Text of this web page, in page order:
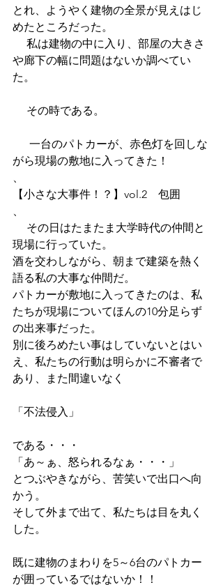
とれ、ようやく建物の全景が見えはじ
めたところだった。
や廊下の幅に問題はないか調べてい
た。
     その時である。
がら現場の敷地に入ってきた！
、
【小さな大事件！？】vol.2　包囲
、
現場に行っていた。
酒を交わしながら、朝まで建築を熱く
語る私の大事な仲間だ。
パトカーが敷地に入ってきたのは、私
たちが現場についてほんの10分足らず
の出来事だった。
別に後ろめたい事はしていないとはい
え、私たちの行動は明らかに不審者で
あり、また間違いなく
「不法侵入」
である・・・
「あ～ぁ、怒られるなぁ・・・」
とつぶやきながら、苦笑いで出口へ向
かう。
そして外まで出て、私たちは目を丸く
した。
既に建物のまわりを5～6台のパトカー
が囲っているではないか！！